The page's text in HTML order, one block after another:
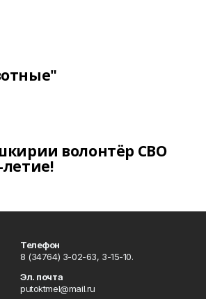
волонтёр СВО
Телефон
8 (34764) 3-02-63, 3-15-10.
Эл. почта
putoktmel@mail.ru